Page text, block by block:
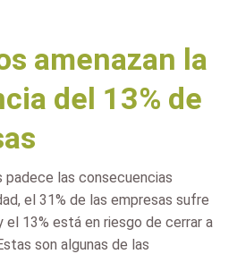
amenazan la
del 13% de
padece las consecuencias
el 31% de las empresas sufre
13% está en riesgo de cerrar a
son algunas de las